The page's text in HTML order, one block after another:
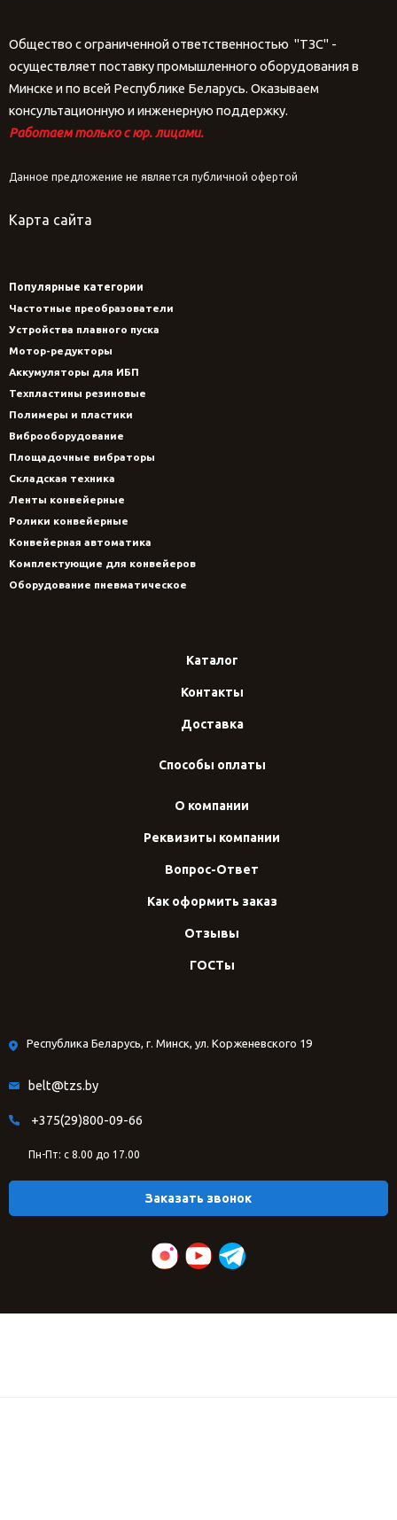
Общество с ограниченной ответственностью "ТЗС" -
осуществляет поставку промышленного оборудования в
Минске и по всей Республике Беларусь. Оказываем
консультационную и инженерную поддержку.
Работаем только с юр. лицами.
Данное предложение не является публичной офертой
Карта сайта
Популярные категории
Частотные преобразователи
Устройства плавного пуска
Мотор-редукторы
Аккумуляторы для ИБП
Техпластины резиновые
Полимеры и пластики
Виброоборудование
Площадочные вибраторы
Складская техника
Ленты конвейерные
Ролики конвейерные
Конвейерная автоматика
Комплектующие для конвейеров
Оборудование пневматическое
Каталог
Контакты
Доставка
Способы оплаты
О компании
Реквизиты компании
Вопрос-Ответ
Как оформить заказ
Отзывы
ГОСТы
Республика Беларусь, г. Минск, ул. Корженевского 19
belt@tzs.by
+375(29)800-09-66
Пн-Пт: с 8.00 до 17.00
Заказать звонок